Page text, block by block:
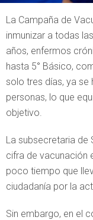
La Campaña de
inmunizar a todas
años, enfermos
hasta 5° Básico,
solo tres días, ya se
personas, lo que
objetivo.
La subsecretaria de
cifra de vacunación
poco tiempo que
ciudadanía por la
Sin embargo, en el